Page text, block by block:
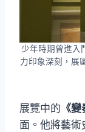
少年時期曾進入
力印象深刻，展
展覽中的 《變
面。他將藝術